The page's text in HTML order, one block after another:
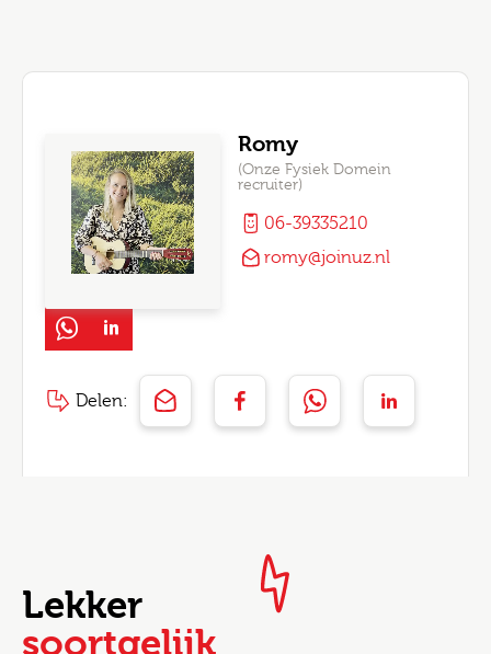
Romy
(Onze Fysiek Domein
recruiter)
06-39335210
romy@joinuz.nl
Delen:
Lekker
soortgelijk